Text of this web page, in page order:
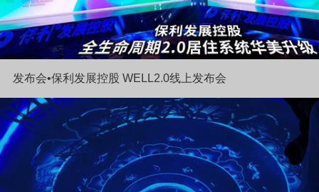
发布会•保利发展控股 WELL2.0线上发布会